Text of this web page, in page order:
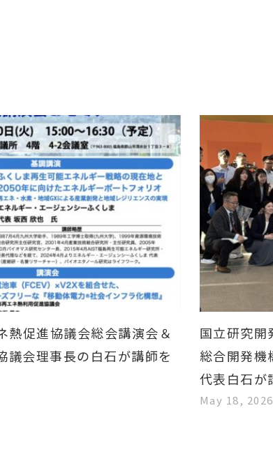
熱促進協議会総会講演会＆
議会理事長の白石が講師を
国立研究開
総合開発機
代表白石が
May 18, 2026